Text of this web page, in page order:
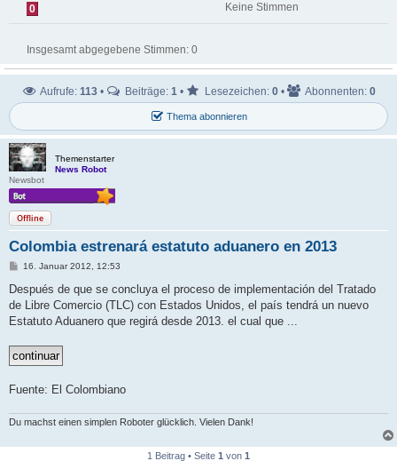
0 Keine Stimmen
Insgesamt abgegebene Stimmen: 0
Thema abonnieren
Aufrufe: 113• Beiträge: 1 • Lesezeichen: 0• Abonnenten: 0
Themenstarter
News Robot
Newsbot
Offline
Colombia estrenará estatuto aduanero en 2013
B
i
r
a
16. Januar 2012, 12:53
Después de que se concluya el proceso de implementación del Tratado
de Libre Comercio (TLC) con Estados Unidos, el país tendrá un nuevo
Estatuto Aduanero que regirá desde 2013. el cual que ...
Fuente: El Colombiano
Du machst einen simplen Roboter glücklich. Vielen Dank!
1 Beitrag • Seite 1 von 1